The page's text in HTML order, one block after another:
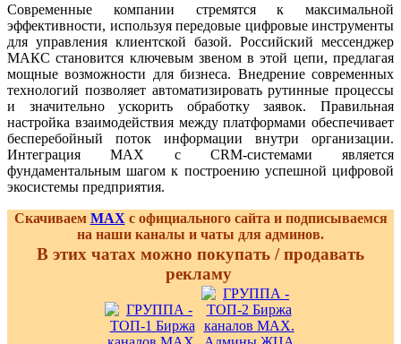
Современные компании стремятся к максимальной
эффективности, используя передовые цифровые инструменты
для управления клиентской базой. Российский мессенджер
МАКС становится ключевым звеном в этой цепи, предлагая
мощные возможности для бизнеса. Внедрение современных
технологий позволяет автоматизировать рутинные процессы
и значительно ускорить обработку заявок. Правильная
настройка взаимодействия между платформами обеспечивает
бесперебойный поток информации внутри организации.
Интеграция MAX с CRM-системами является
фундаментальным шагом к построению успешной цифровой
экосистемы предприятия.
Скачиваем MAX с официального сайта и подписываемся
на наши каналы и чаты для админов.
В этих чатах можно покупать / продавать
рекламу